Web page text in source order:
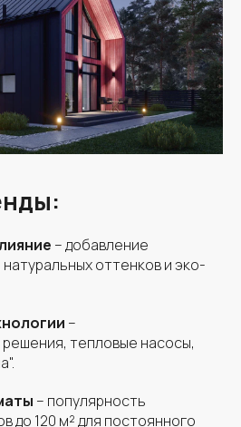
– добавление
оттенков и эко-
–
тепловые насосы,
– популярность
до 120 м² для постоянного